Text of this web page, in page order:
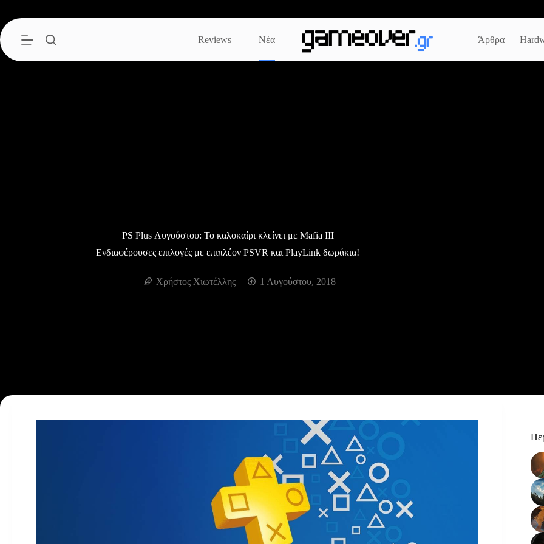
περιεχόμενο
Reviews
Νέα Άρθρα
PS Plus Αυγούστου: Το καλοκαίρι κλείνει με Mafia III
Eνδιαφέρουσες επιλογές με επιπλέον PSVR και PlayLink δωράκια!
Χρήστος Χιωτέλλης 1 Αυγούστου, 2018